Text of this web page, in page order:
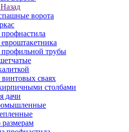
Назад
ворота
трубы
сваях
столбами
дачи